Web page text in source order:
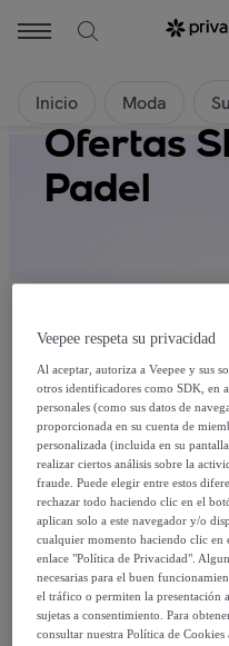
Inicio Moda
Ofertas
Padel
Actualmente no
Regístrate y accede a
para
Veepee respeta su privacidad
Al aceptar, autoriza a Veepee y sus
otros identificadores como SDK, en
personales (como sus datos de
proporcionada en su cuenta de
personalizada (incluida en su
realizar ciertos análisis sobre la
fraude. Puede elegir entre estos
rechazar todo haciendo clic en el
aplican solo a este navegador y/o
cualquier momento haciendo clic en
enlace "Política de Privacidad".
necesarias para el buen
el tráfico o permiten la presentación
sujetas a consentimiento. Para
consultar nuestra Política de Cookies